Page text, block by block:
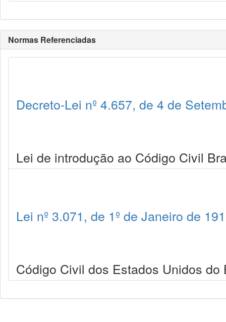
Normas Referenciadas
Decreto-Lei nº 4.657, de 4 de
Lei de introdução ao Código Civil
Lei nº 3.071, de 1º de Janeiro de
Código Civil dos Estados Unidos do